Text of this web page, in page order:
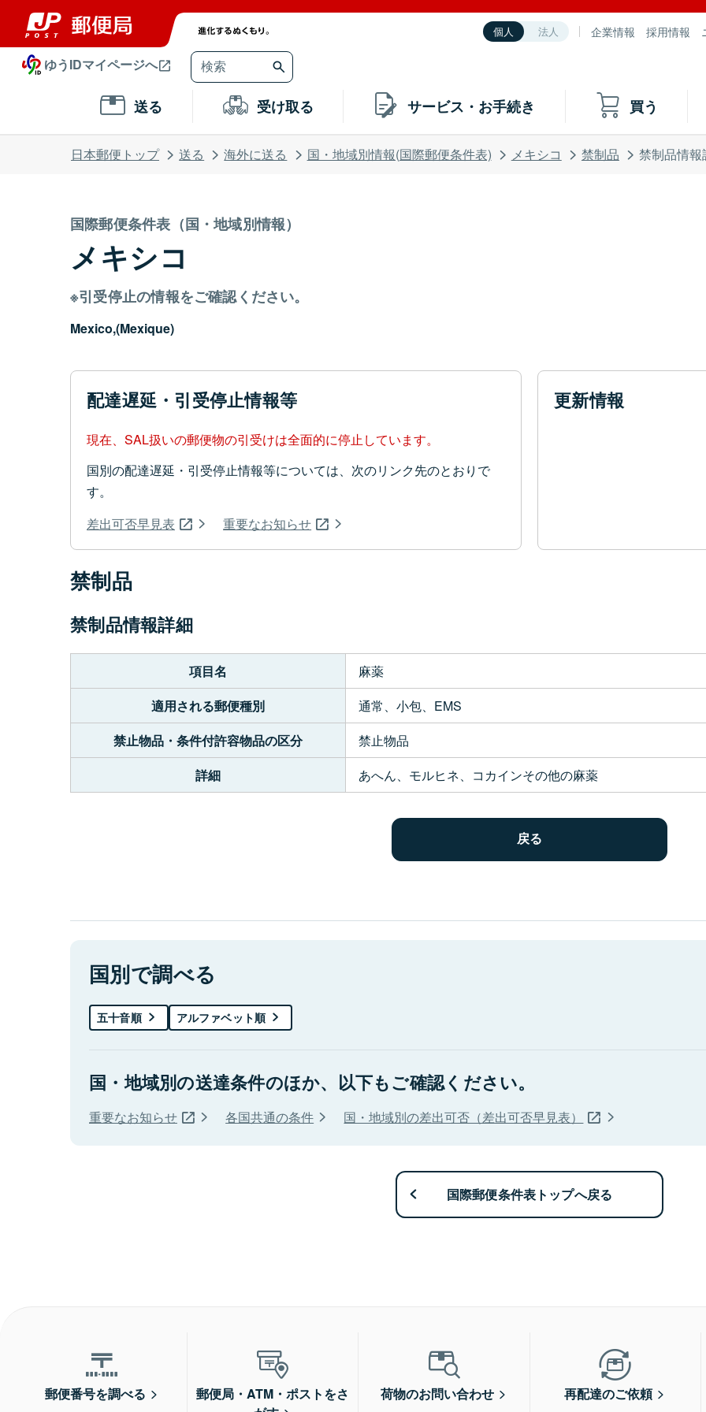
個人 法人 企業情報 採用情報
ゆうIDマイページへ
送る 受け取る サービス・お手続き 買う
日本郵便トップ 送る 海外に送る 国・地域別情報(国際郵便条件表) メキシコ 禁制品 禁制品情報
国際郵便条件表（国・地域別情報）
メキシコ
※引受停止の情報をご確認ください。
Mexico,(Mexique)
配達遅延・引受停止情報等
現在、SAL扱いの郵便物の引受けは全面的に停止しています。
国別の配達遅延・引受停止情報等については、次のリンク先のとおりで
す。
差出可否早見表
重要なお知らせ
更新情報
禁制品
禁制品情報詳細
項目名
麻薬
適用される郵便種別
通常、小包、EMS
禁止物品・条件付許容物品の区分
禁止物品
詳細
あへん、モルヒネ、コカインその他の麻薬
国別で調べる
五十音順 アルファベット順
国・地域別の送達条件のほか、以下もご確認ください。
重要なお知らせ 各国共通の条件 国・地域別の差出可否（差出可否早見表）
国際郵便条件表トップへ戻る
郵便番号を調べる
郵便局・ATM・ポストをさ
荷物のお問い合わせ 再配達のご依頼